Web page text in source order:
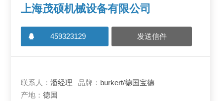
上海茂硕机械设备有限公司
459323129 发送信件
联系人：潘经理 品牌： burkert/德国宝德
产地：德国